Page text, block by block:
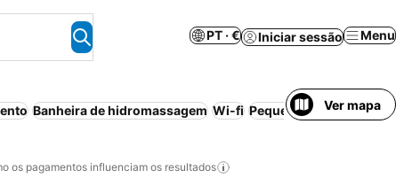
PT · € Iniciar sessão Menu
Banheira de hidromassagem Wi-fi Pequeno-almoço
Ver mapa
os pagamentos influenciam os resultados